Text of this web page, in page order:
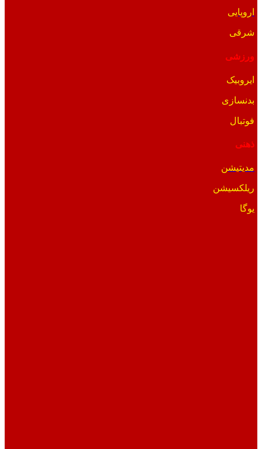
اروپایی
شرقی
ورزشی
ایروبیک
بدنسازی
فوتبال
ذهنی
مدیتیشن
ریلکسیشن
یوگا